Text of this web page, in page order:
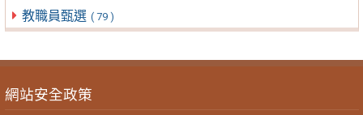
教職員甄選 ( 79 )
網站安全政策